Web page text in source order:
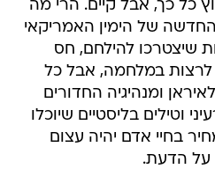
כל כך, אבל קיים. הרי מה
של הימין האמריקאי
שיצטרכו להילחם, חס
לרצות במלחמה, אבל כל
ומנהיגיה החדורים
וטילים בליסטיים שיוכלו
בחיי אדם יהיה עצום
על הדעת.